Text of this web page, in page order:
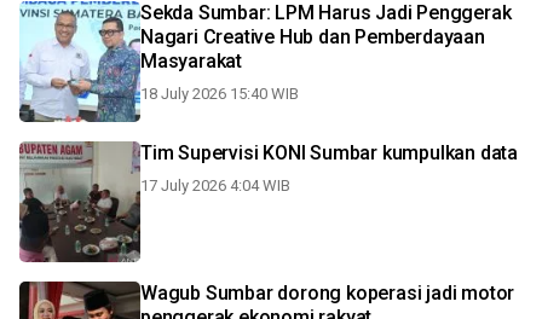
Sekda Sumbar: LPM Harus Jadi Penggerak
Nagari Creative Hub dan Pemberdayaan
Masyarakat
18 July 2026 15:40 WIB
Tim Supervisi KONI Sumbar kumpulkan data
17 July 2026 4:04 WIB
Wagub Sumbar dorong koperasi jadi motor